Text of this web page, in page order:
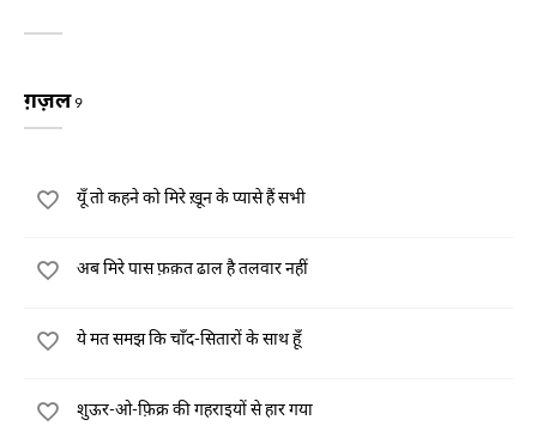
ग़ज़ल 9
यूँ तो कहने को मिरे ख़ून के प्यासे हैं सभी
अब मिरे पास फ़क़त ढाल है तलवार नहीं
ये मत समझ कि चाँद-सितारों के साथ हूँ
शुऊर-ओ-फ़िक्र की गहराइयों से हार गया